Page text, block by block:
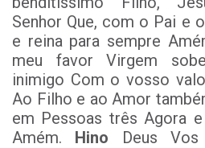
Senhor Que, com o Pai e
e reina para sempre
meu favor Virgem
inimigo Com o vosso
Ao Filho e ao Amor
em Pessoas três Agora
Amém. Hino Deus Vos